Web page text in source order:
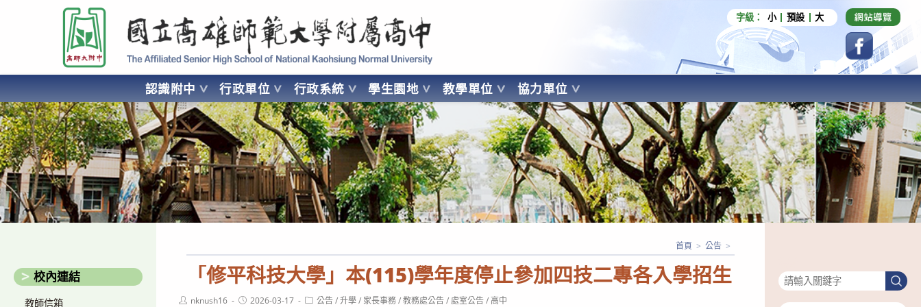
要
容
國立高雄師範大學附屬高級中學 Affiliated Senior High School of National Kaohsiung Normal University
字級： 小 預設 大
認識附中 行政單位 行政系統 學生園地 教學單位 協力單位
AFFILIATED SENIOR HIGH SCHOOL OF NATIONAL KAOHSIUNG NORMAL UNIVERSITY
「修平科技大學」本(115)學年度停止參加四技二專各入學招生
首頁 > 公告 >
Postnknush16
Post2026-03-17
Post公告 / 升學 / 家長事務 / 教務處公告 / 處室公告 / 高中
校內連結
教師信箱
搜
尋